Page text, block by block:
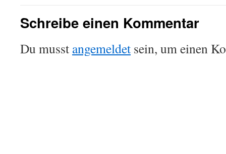
Schreibe einen Kommentar
Du musst angemeldet sein, um einen